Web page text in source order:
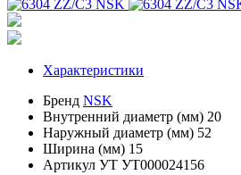
Характеристики
Бренд NSK
Внутренний диаметр (мм) 20
Наружный диаметр (мм) 52
Ширина (мм) 15
Артикул УТ УТ000024156